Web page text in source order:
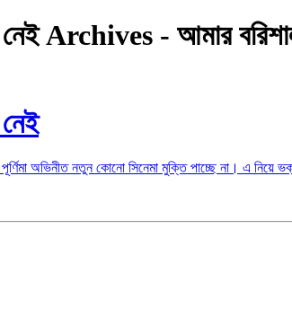
নেই Archives - আমার
পূর্ণিমা অভিনীত নতুন কোনো সিনেমা মুক্তি পাচ্ছে না। এ